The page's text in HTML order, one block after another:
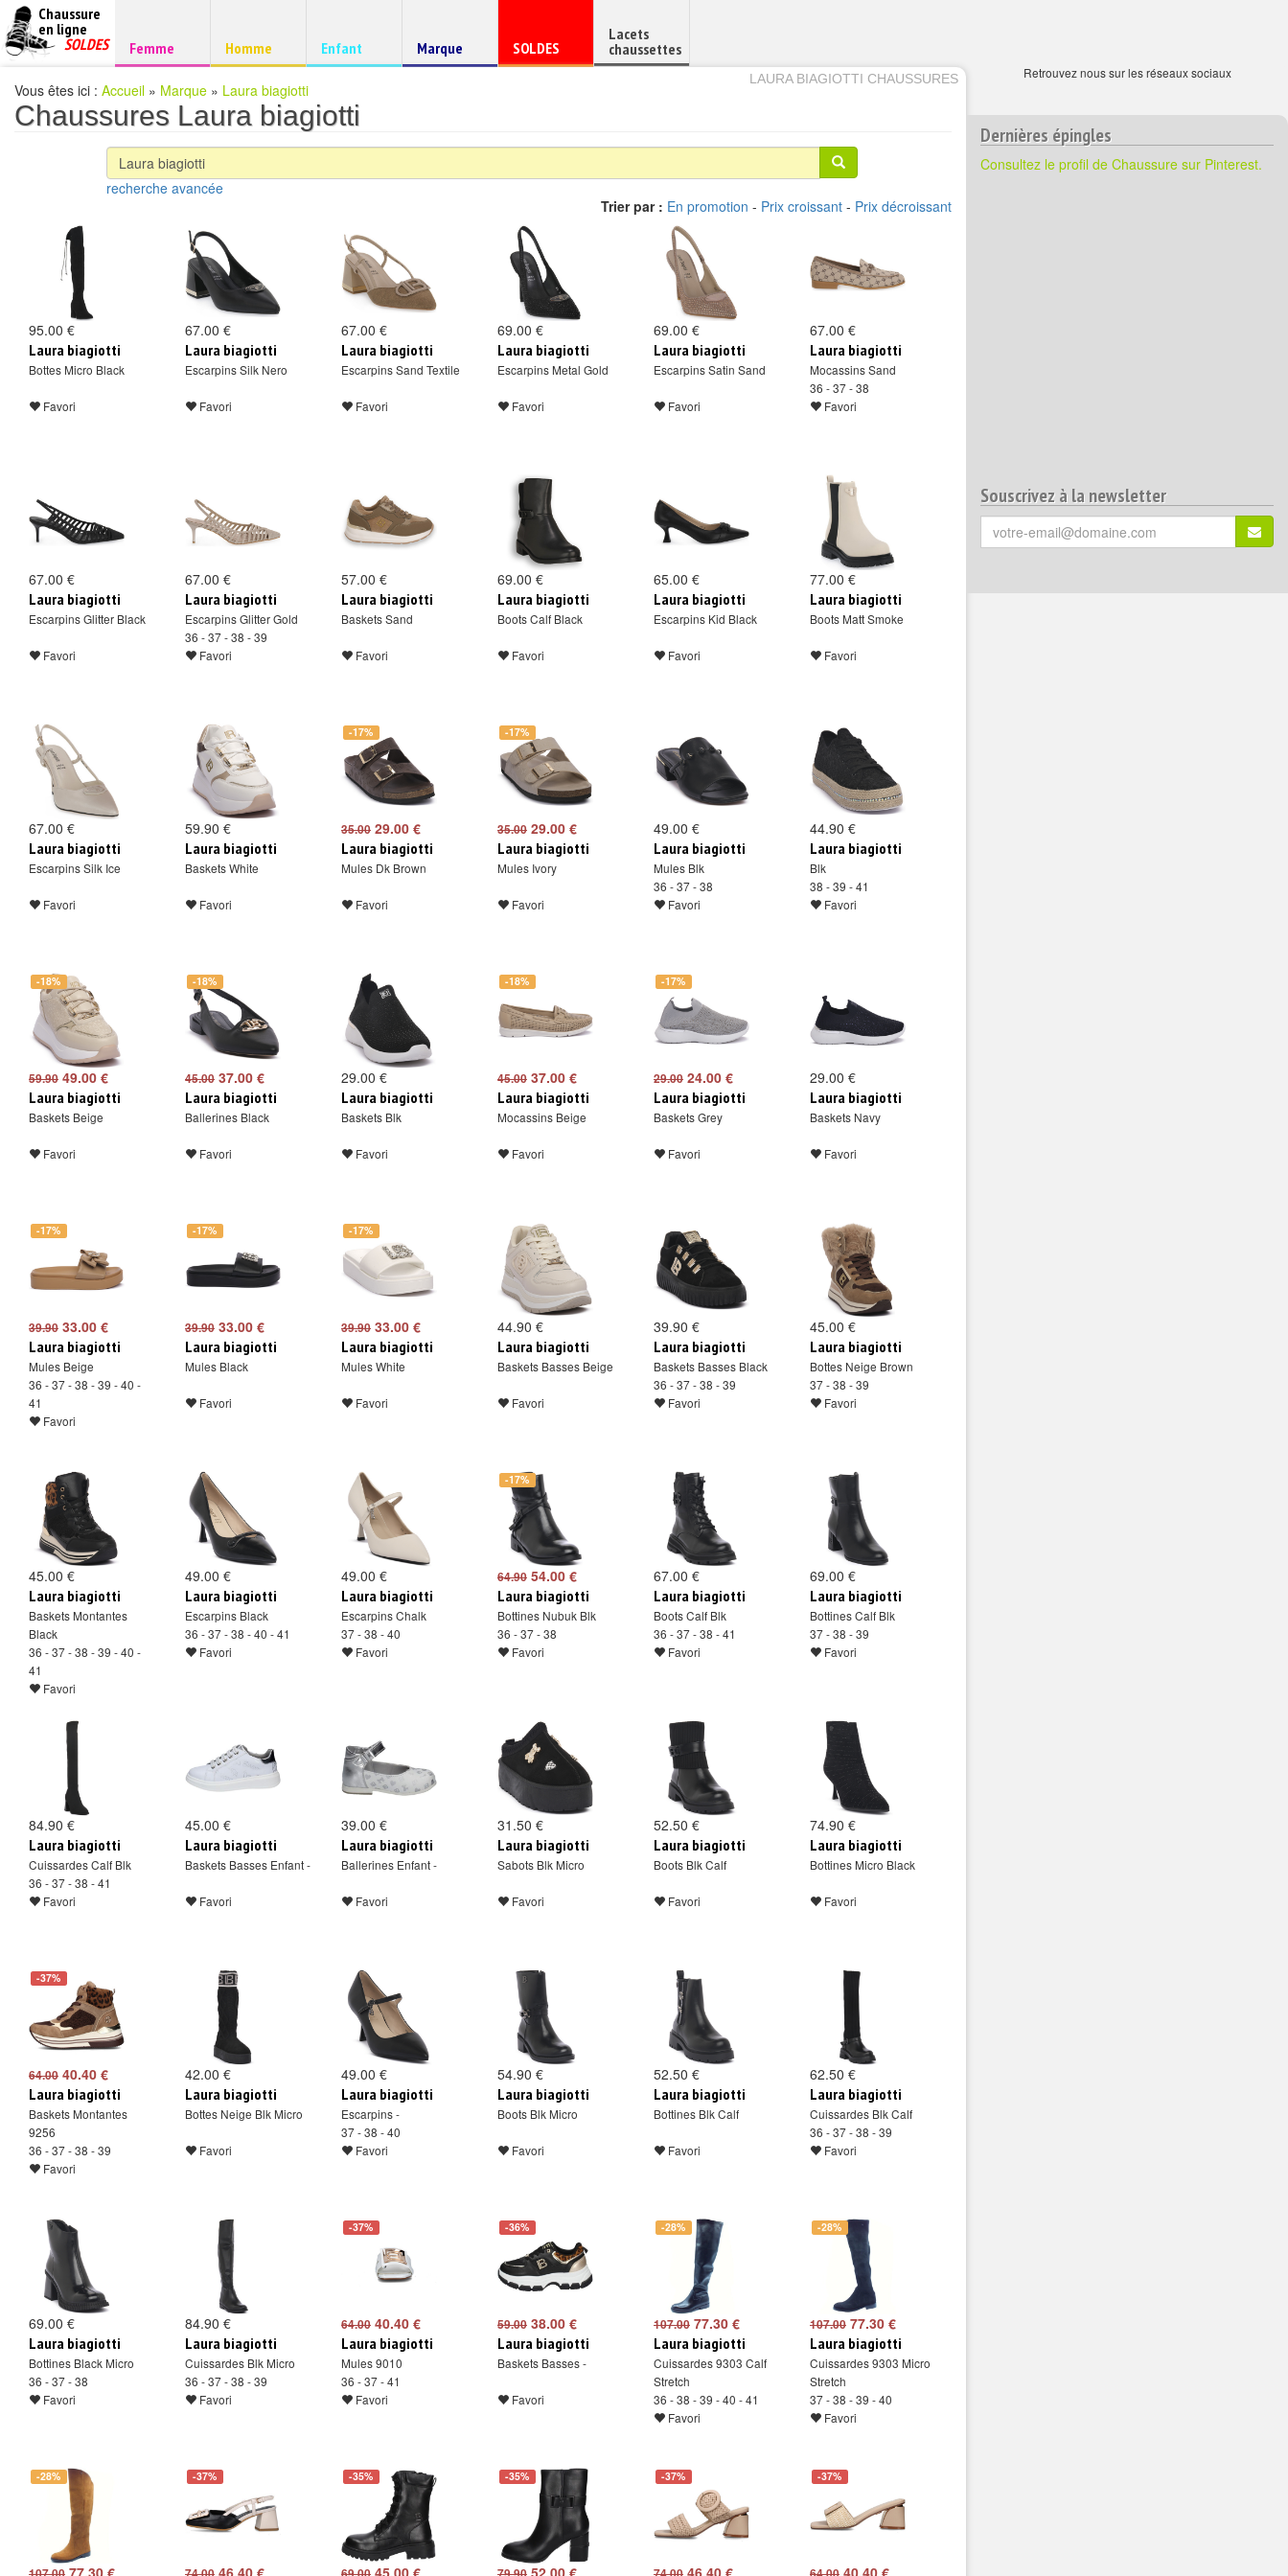
Chaussure
à
prix
Chaussure
en ligne
pas
SOLDES Chaussure
Femme Chaussure
Homme Chaussure
Enfant
Chaussure
de
Marque
Chaussure
en
SOLDES
Lacets
chaussettes
LAURA BIAGIOTTI CHAUSSURES
Vous êtes ici : Accueil » Marque » Laura biagiotti
Chaussures Laura biagiotti
recherche avancée
Trier par : En promotion - Prix croissant - Prix décroissant
95.00 €
Laura biagiotti
Bottes Micro Black
Favori
67.00 €
Laura biagiotti
Escarpins Silk Nero
Favori
67.00 €
Laura biagiotti
Escarpins Sand Textile
Favori
69.00 €
Laura biagiotti
Escarpins Metal Gold
Favori
69.00 €
Laura biagiotti
Escarpins Satin Sand
Favori
67.00 €
Laura biagiotti
Mocassins Sand
36 - 37 - 38
Favori
67.00 €
Laura biagiotti
Escarpins Glitter Black
Favori
67.00 €
Laura biagiotti
Escarpins Glitter Gold
36 - 37 - 38 - 39
Favori
57.00 €
Laura biagiotti
Baskets Sand
Favori
69.00 €
Laura biagiotti
Boots Calf Black
Favori
65.00 €
Laura biagiotti
Escarpins Kid Black
Favori
77.00 €
Laura biagiotti
Boots Matt Smoke
Favori
67.00 €
Laura biagiotti
Escarpins Silk Ice
Favori
59.90 €
Laura biagiotti
Baskets White
Favori
-17%
35.00 29.00 €
Laura biagiotti
Mules Dk Brown
Favori
-17%
35.00 29.00 €
Laura biagiotti
Mules Ivory
Favori
49.00 €
Laura biagiotti
Mules Blk
36 - 37 - 38
Favori
44.90 €
Laura biagiotti
Blk
38 - 39 - 41
Favori
-18%
59.90 49.00 €
Laura biagiotti
Baskets Beige
Favori
-18%
45.00 37.00 €
Laura biagiotti
Ballerines Black
Favori
29.00 €
Laura biagiotti
Baskets Blk
Favori
-18%
45.00 37.00 €
Laura biagiotti
Mocassins Beige
Favori
-17%
29.00 24.00 €
Laura biagiotti
Baskets Grey
Favori
29.00 €
Laura biagiotti
Baskets Navy
Favori
-17%
39.90 33.00 €
Laura biagiotti
Mules Beige
36 - 37 - 38 - 39 - 40 -
41
Favori
-17%
39.90 33.00 €
Laura biagiotti
Mules Black
Favori
-17%
39.90 33.00 €
Laura biagiotti
Mules White
Favori
44.90 €
Laura biagiotti
Baskets Basses Beige
Favori
39.90 €
Laura biagiotti
Baskets Basses Black
36 - 37 - 38 - 39
Favori
45.00 €
Laura biagiotti
Bottes Neige Brown
37 - 38 - 39
Favori
45.00 €
Laura biagiotti
Baskets Montantes
Black
36 - 37 - 38 - 39 - 40 -
41
Favori
49.00 €
Laura biagiotti
Escarpins Black
36 - 37 - 38 - 40 - 41
Favori
49.00 €
Laura biagiotti
Escarpins Chalk
37 - 38 - 40
Favori
-17%
64.90 54.00 €
Laura biagiotti
Bottines Nubuk Blk
36 - 37 - 38
Favori
67.00 €
Laura biagiotti
Boots Calf Blk
36 - 37 - 38 - 41
Favori
69.00 €
Laura biagiotti
Bottines Calf Blk
37 - 38 - 39
Favori
84.90 €
Laura biagiotti
Cuissardes Calf Blk
36 - 37 - 38 - 41
Favori
45.00 €
Laura biagiotti
Baskets Basses Enfant -
Favori
39.00 €
Laura biagiotti
Ballerines Enfant -
Favori
31.50 €
Laura biagiotti
Sabots Blk Micro
Favori
52.50 €
Laura biagiotti
Boots Blk Calf
Favori
74.90 €
Laura biagiotti
Bottines Micro Black
Favori
-37%
64.00 40.40 €
Laura biagiotti
Baskets Montantes
9256
36 - 37 - 38 - 39
Favori
42.00 €
Laura biagiotti
Bottes Neige Blk Micro
Favori
49.00 €
Laura biagiotti
Escarpins -
37 - 38 - 40
Favori
54.90 €
Laura biagiotti
Boots Blk Micro
Favori
52.50 €
Laura biagiotti
Bottines Blk Calf
Favori
62.50 €
Laura biagiotti
Cuissardes Blk Calf
36 - 37 - 38 - 39
Favori
69.00 €
Laura biagiotti
Bottines Black Micro
36 - 37 - 38
Favori
84.90 €
Laura biagiotti
Cuissardes Blk Micro
36 - 37 - 38 - 39
Favori
-37%
64.00 40.40 €
Laura biagiotti
Mules 9010
36 - 37 - 41
Favori
-36%
59.00 38.00 €
Laura biagiotti
Baskets Basses -
Favori
-28%
107.00 77.30 €
Laura biagiotti
Cuissardes 9303 Calf
Stretch
36 - 38 - 39 - 40 - 41
Favori
-28%
107.00 77.30 €
Laura biagiotti
Cuissardes 9303 Micro
Stretch
37 - 38 - 39 - 40
Favori
-28%
77.30 €
-37%
46.40 €
-35%
45.00 €
-35%
52.00 €
-37%
46.40 €
-37%
40.40 €
Dernières épingles
Consultez le profil de Chaussure sur Pinterest.
Souscrivez à la newsletter
Votre
email
Retrouvez nous sur les réseaux sociaux